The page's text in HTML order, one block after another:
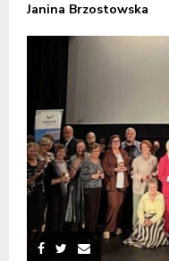
Janina Brzostowska